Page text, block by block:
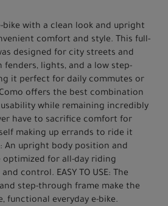
bike with a clean look and upright
comfort and style. This full-
designed for city streets and
fenders, lights, and a low step-
it perfect for daily commutes or
offers the best combination
while remaining incredibly
have to sacrifice comfort for
making up errands to ride it
An upright body position and
for all-day riding
control. EASY TO USE: The
step-through frame make the
functional everyday e-bike.